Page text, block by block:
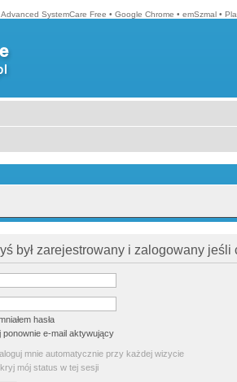
Advanced SystemCare Free • Google Chrome • emSzmal •
był zarejestrowany i zalogowany
hasła
ponownie e-mail aktywujący
mnie automatycznie przy każdej wizycie
mój status w tej sesji